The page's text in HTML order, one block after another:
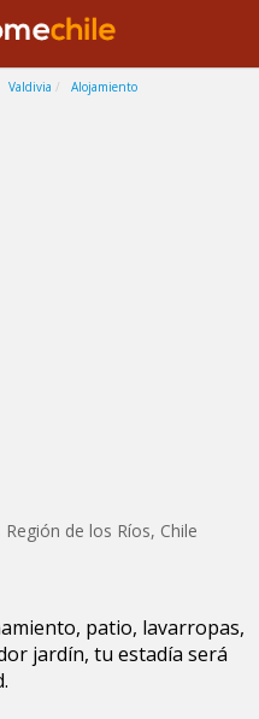
Valdivia Alojamiento
Región de los Ríos, Chile
patio, lavarropas,
jardín, tu estadía será